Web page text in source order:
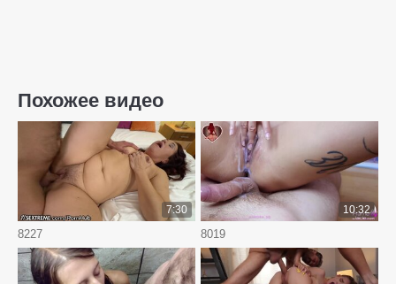
Похожее видео
8227
7:30
8019
10:32